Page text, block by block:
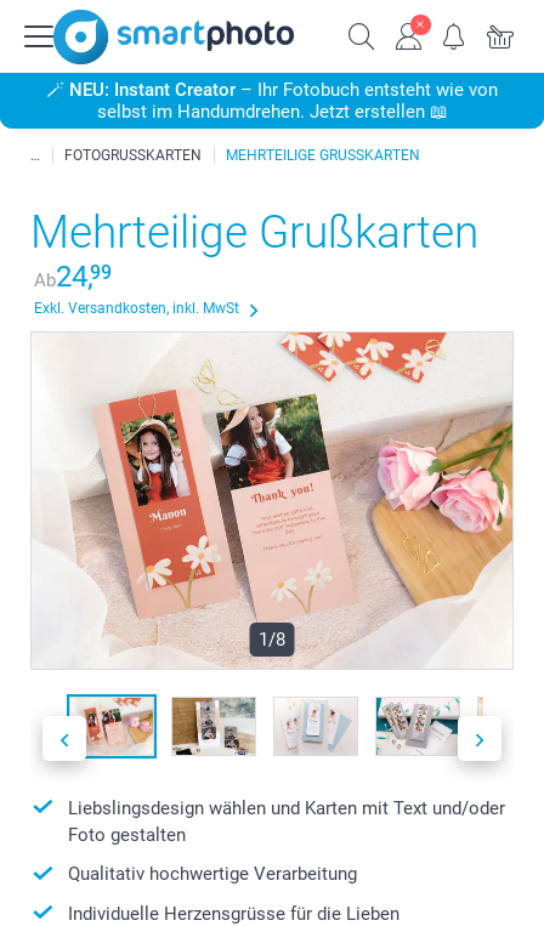
🪄 NEU: Instant Creator – Ihr Fotobuch entsteht wie von
selbst im Handumdrehen. Jetzt erstellen 📖
FOTOGRUSSKARTEN MEHRTEILIGE GRUSSKARTEN
Mehrteilige Grußkarten
Ab24,99
Exkl. Versandkosten, inkl. MwSt
1/8
Liebslingsdesign wählen und Karten mit Text und/oder
Foto gestalten
Qualitativ hochwertige Verarbeitung
Individuelle Herzensgrüsse für die Lieben